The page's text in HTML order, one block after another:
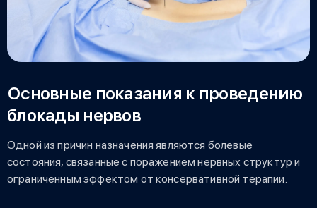
Основные показания к проведению
блокады нервов
Одной из причин назначения являются болевые
состояния, связанные с поражением нервных структур и
ограниченным эффектом от консервативной терапии.